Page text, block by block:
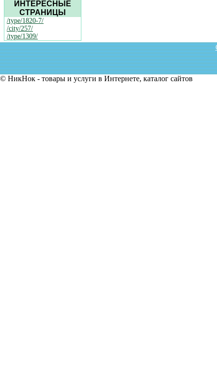
ИНТЕРЕСНЫЕ
СТРАНИЦЫ
/type/1820-7/
/city/257/
/type/1309/
© НикНок - товары и услуги в Интернете, каталог сайтов